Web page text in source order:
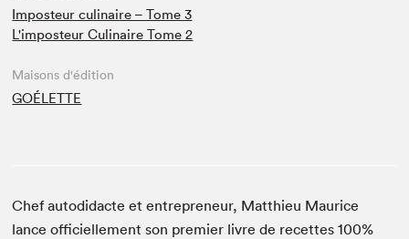
Imposteur culinaire – Tome 3
L'imposteur Culinaire Tome 2
Maisons d'édition
GOÉLETTE
Chef autodidacte et entrepreneur, Matthieu Maurice
lance officiellement son premier livre de recettes 100%